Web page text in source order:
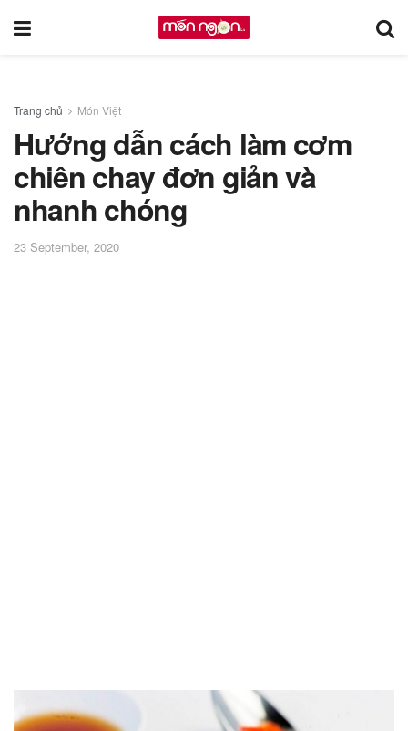
Trang chủ Món Việt
Hướng dẫn cách làm cơm
chiên chay đơn giản và
nhanh chóng
23 September, 2020